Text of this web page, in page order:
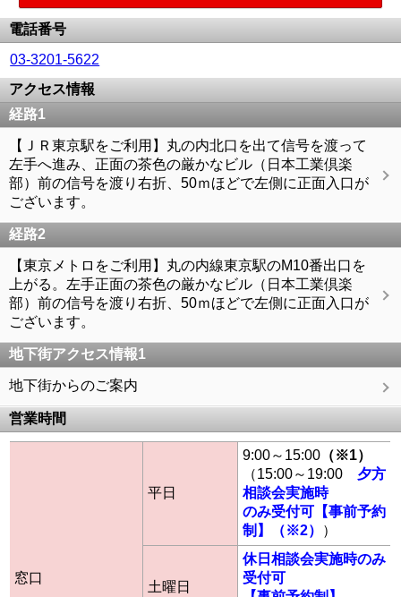
電話番号
03-3201-5622
アクセス情報
経路1
【ＪＲ東京駅をご利用】丸の内北口を出て信号を渡って
左手へ進み、正面の茶色の厳かなビル（日本工業倶楽
部）前の信号を渡り右折、50ｍほどで左側に正面入口が
ございます。
経路2
【東京メトロをご利用】丸の内線東京駅のM10番出口を
上がる。左手正面の茶色の厳かなビル（日本工業倶楽
部）前の信号を渡り右折、50ｍほどで左側に正面入口が
ございます。
地下街アクセス情報1
地下街からのご案内
営業時間
窓口
平日
9:00～15:00 （※1）
（15:00～19:00 夕方
相談会実施時
のみ受付可【事前予約
制】（※2）
）
土曜日
休日相談会実施時のみ
受付可